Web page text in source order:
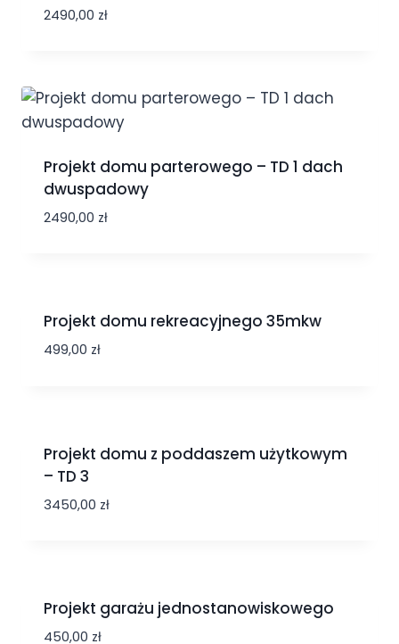
2490,00 zł
Projekt domu parterowego – TD 1 dach
dwuspadowy
2490,00 zł
Projekt domu rekreacyjnego 35mkw
499,00 zł
Projekt domu z poddaszem użytkowym
– TD 3
3450,00 zł
Projekt garażu jednostanowiskowego
450,00 zł